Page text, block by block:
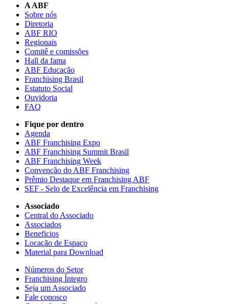
A ABF
Sobre nós
Diretoria
ABF RIO
Regionais
Comitê e comissões
Hall da fama
ABF Educação
Franchising Brasil
Estatuto Social
Ouvidoria
FAQ
Fique por dentro
Agenda
ABF Franchising Expo
ABF Franchising Summit Brasil
ABF Franchising Week
Convenção do ABF Franchising
Prêmio Destaque em Franchising ABF
SEF - Selo de Excelência em Franchising
Associado
Central do Associado
Associados
Beneficios
Locação de Espaço
Material para Download
Números do Setor
Franchising Íntegro
Seja um Associado
Fale conosco